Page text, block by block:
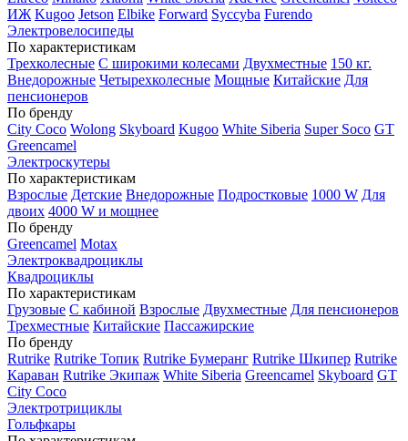
ИЖ Kugoo Jetson Elbike Forward Syccyba Furendo
Электровелосипеды
По характеристикам
Трехколесные С широкими колесами Двухместные 150 кг.
Внедорожные Четырехколесные Мощные Китайские Для
пенсионеров
По бренду
City Coco Wolong Skyboard Kugoo White Siberia Super Soco GT
Greencamel
Электроскутеры
По характеристикам
Взрослые Детские Внедорожные Подростковые 1000 W Для
двоих 4000 W и мощнее
По бренду
Greencamel Motax
Электроквадроциклы
Квадроциклы
По характеристикам
Грузовые С кабиной Взрослые Двухместные Для пенсионеров
Трехместные Китайские Пассажирские
По бренду
Rutrike Rutrike Топик Rutrike Бумеранг Rutrike Шкипер Rutrike
Караван Rutrike Экипаж White Siberia Greencamel Skyboard GT
City Coco
Электротрициклы
Гольфкары